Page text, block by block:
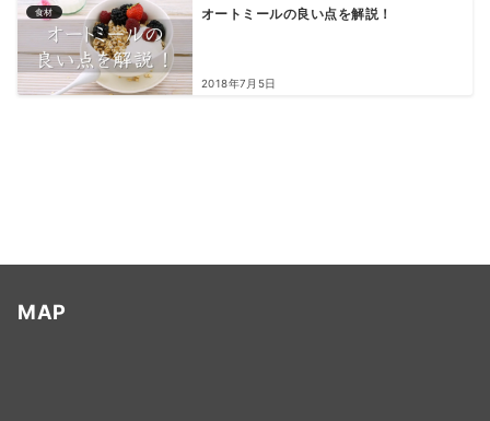
食材 オートミールの良い点を解説！
2018年7月5日
MAP